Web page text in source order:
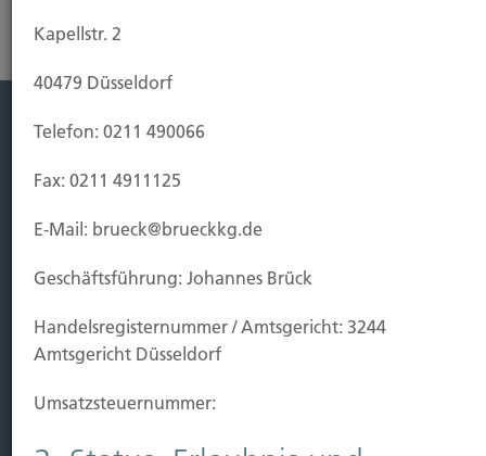
Leben
Vorsorgen
Kauf Grundstück
Baubeginn
Schaden
Kapellstr. 2
40479 Düsseldorf
Telefon: 0211 490066
Fax: 0211 4911125
E-Mail: brueck@brueckkg.de
Geschäftsführung: Johannes Brück
Handels­registernummer / Amtsgericht: 3244
Amtsgericht Düsseldorf
Umsatzsteuer­nummer: